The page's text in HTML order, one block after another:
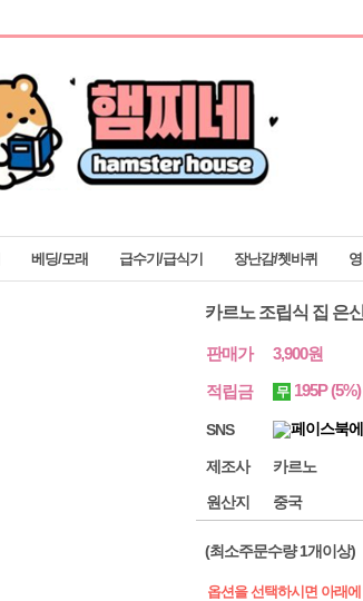
베딩/모래 급수기/급식기 장난감/쳇바퀴
카르노 조립식 집 은
판매가
3,900원
적립금
무 195P(5%)
SNS
제조사
카르노
원산지
중국
(최소주문수량 1개이상)
옵션을 선택하시면 아래